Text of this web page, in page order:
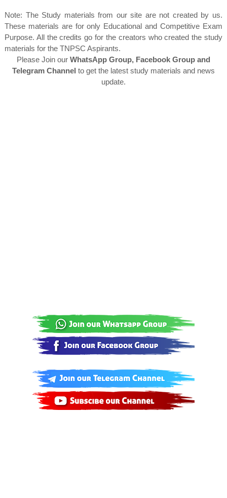
Note: The Study materials from our site are not created by us.
These materials are for only Educational and Competitive Exam
Purpose. All the credits go for the creators who created the study
materials for the TNPSC Aspirants.
Please Join our WhatsApp Group, Facebook Group and
Telegram Channel to get the latest study materials and news
update.